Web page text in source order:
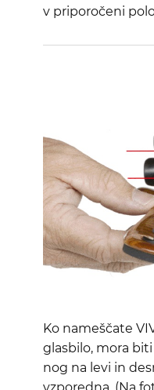
v priporočeni
Ko nameščate
glasbilo, mora
nog na levi in
vzporedna. (Na